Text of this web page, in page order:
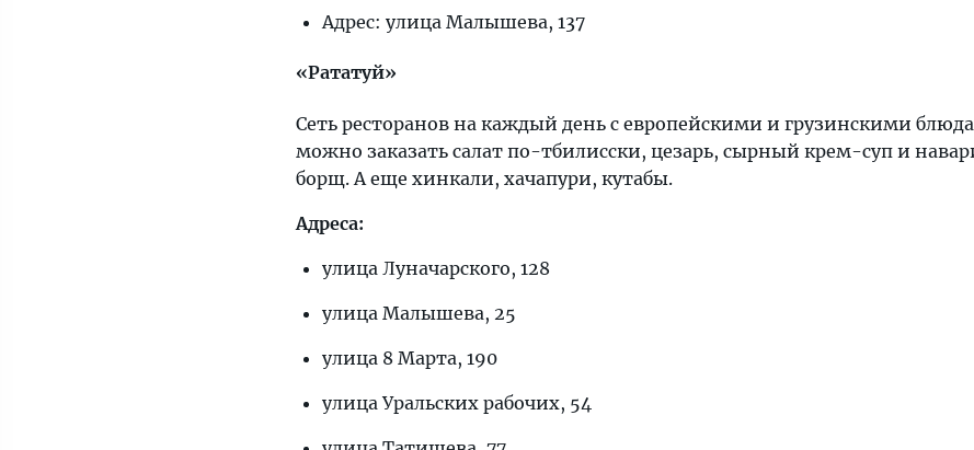
Адрес: улица Малышева, 137
«Рататуй»
Сеть ресторанов на каждый день с европейскими и грузинскими
можно заказать салат по-тбилисски, цезарь, сырный крем-суп и
борщ. А еще хинкали, хачапури, кутабы.
Адреса:
улица Луначарского, 128
улица Малышева, 25
улица 8 Марта, 190
улица Уральских рабочих, 54